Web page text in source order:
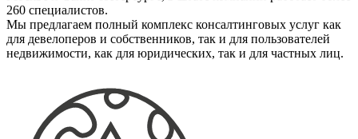
260 специалистов.
Мы предлагаем полный комплекс консалтинговых услуг как
для девелоперов и собственников, так и для пользователей
недвижимости, как для юридических, так и для частных лиц.